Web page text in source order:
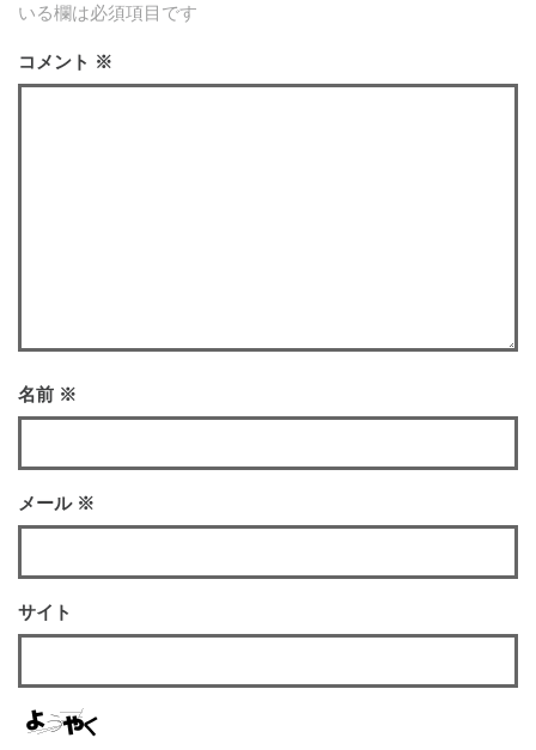
いる欄は必須項目です
コメント ※
名前 ※
メール ※
サイト